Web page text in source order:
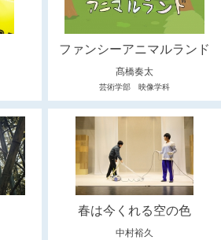
ファンシーアニマルランド
髙橋奏太
芸術学部 映像学科
春は今くれる空の色
中村裕久